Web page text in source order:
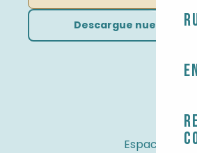
Descargue nuestros
Espacio Pro